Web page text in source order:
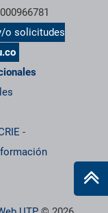
o solicitudes
-